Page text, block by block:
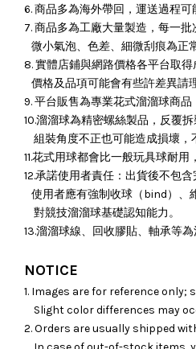
6. 商品多為海外帶回，運送過程可
7. 商品多為工廠大量製造，每一批
微小氣泡、色差、細微刮痕為正
8. 實體店鋪與網路價格各平台取得
價格及品項可能會有些許差異請
9. 平台販售為專業花式溜溜球商品
10.溜溜球為精密螺絲製品，反覆
組裝角度不正也可能造成損壞，
11.花式用球都會比一般玩具球耐
12.承諾使用者責任：出貨後不包
使用者應有強制收球（bind）、
對競技溜溜球基礎認知能力。
13.溜溜球線、回收膠貼、軸承等
NOTICE
1. Images are for reference
Slight color differences may
2. Orders are usually shipped